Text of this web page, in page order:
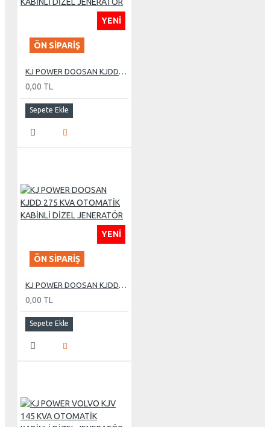
YENI
ÖN SIPARIŞ
KJ POWER DOOSAN KJDD 255 KVA OTOMATİK KABİNLİ DİZEL JENERATÖR
0,00 TL
Sepete Ekle
YENI
ÖN SIPARIŞ
KJ POWER DOOSAN KJDD 275 KVA OTOMATİK KABİNLİ DİZEL JENERATÖR
0,00 TL
Sepete Ekle